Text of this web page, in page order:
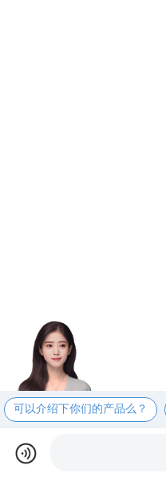
可以介绍下你们的产品么？